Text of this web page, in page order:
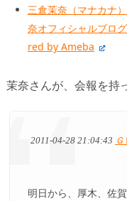
三倉茉奈（マナカナ
奈オフィシャルブロ
red by Ameba
茉奈さんが、会報を持
2011-04-28 21:04:43
明日から、厚木、佐